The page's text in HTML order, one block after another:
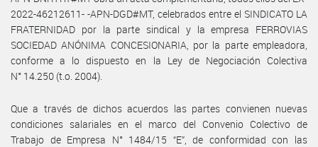
2022-46212611- -APN-DGD#MT, celebrados entre el SINDICATO LA
FRATERNIDAD por la parte sindical y la empresa FERROVIAS
SOCIEDAD ANÓNIMA CONCESIONARIA, por la parte empleadora,
conforme a lo dispuesto en la Ley de Negociación Colectiva
N° 14.250 (t.o. 2004).
Que a través de dichos acuerdos las partes convienen nuevas
condiciones salariales en el marco del Convenio Colectivo de
Trabajo de Empresa N° 1484/15 “E”, de conformidad con las